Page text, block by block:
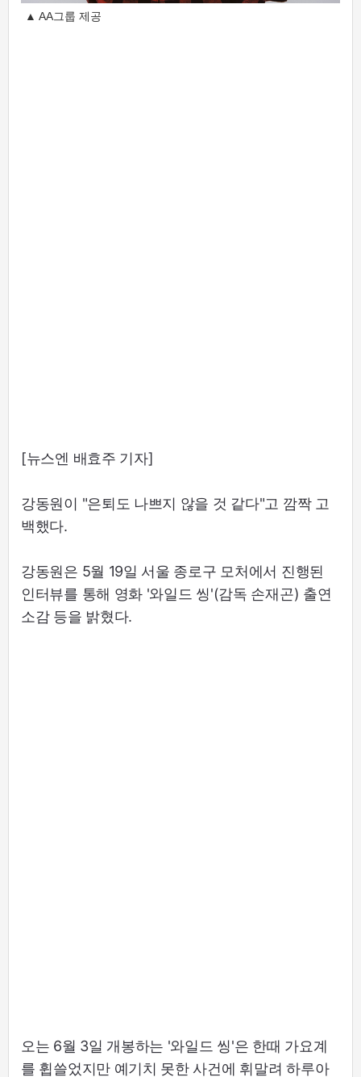
▲ AA그룹 제공
[뉴스엔 배효주 기자]
강동원이 "은퇴도 나쁘지 않을 것 같다"고 깜짝 고
백했다.
강동원은 5월 19일 서울 종로구 모처에서 진행된
인터뷰를 통해 영화 '와일드 씽'(감독 손재곤) 출연
소감 등을 밝혔다.
오는 6월 3일 개봉하는 '와일드 씽'은 한때 가요계
를 휩쓸었지만 예기치 못한 사건에 휘말려 하루아